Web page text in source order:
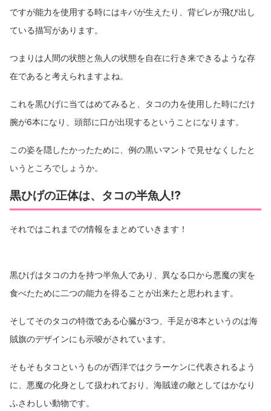
ですが能力を使用する時にはキバが生えたり、背ビレが飛び出し
ている描写があります。
つまりは人間の状態と魚人の状態を自在に行き来できるような存
在であると考えられますよね。
これを黒ひげに当てはめてみると、タコの力を使用した時にだけ
腕が6本になり、頭部に口が出現するということになります。
この姿を隠したかったために、例の黒いマントで見せなくしたと
いうところでしょうか。
黒ひげの正体は、タコの半魚人⁉︎
それではこれまでの情報をまとめていきます！
黒ひげはタコの力を持つ半魚人であり、異なる口から悪魔の実を
食べたために二つの能力を得ることが出来たと思われます。
そしてそのタコの特徴である心臓が3つ、手足が8本というのは海
賊旗のデザインにも示唆がされています。
そもそもタコというものが西洋ではクラーケンに代表されるよう
に、悪魔の化身として扱われており、海賊達の敵としてはかなり
ふさわしい動物です。